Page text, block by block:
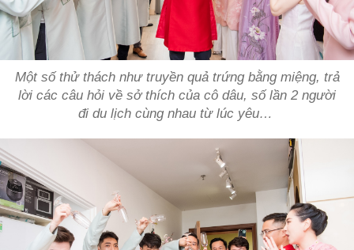
Một số thử thách như truyền quả trứng bằng miệng, trả
lời các câu hỏi về sở thích của cô dâu, số lần 2 người
đi du lịch cùng nhau từ lúc yêu…